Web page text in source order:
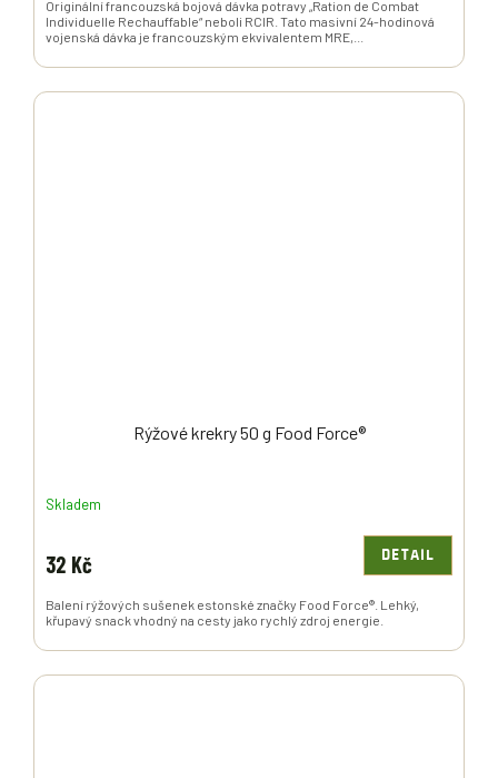
Originální francouzská bojová dávka potravy „Ration de Combat
Individuelle Rechauffable“ neboli RCIR. Tato masivní 24-hodinová
vojenská dávka je francouzským ekvivalentem MRE,...
Rýžové krekry 50 g Food Force®
Skladem
32 Kč DETAIL
Balení rýžových sušenek estonské značky Food Force®. Lehký,
křupavý snack vhodný na cesty jako rychlý zdroj energie.